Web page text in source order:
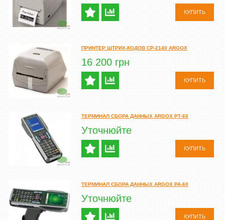
КУПИТЬ
ПРИНТЕР ШТРИХ-КОДОВ CP-2140 ARGOX
16 200 грн
КУПИТЬ
ТЕРМИНАЛ СБОРА ДАННЫХ ARGOX PТ-60
Уточнюйте
КУПИТЬ
ТЕРМИНАЛ СБОРА ДАННЫХ ARGOX PA-60
Уточнюйте
КУПИТЬ